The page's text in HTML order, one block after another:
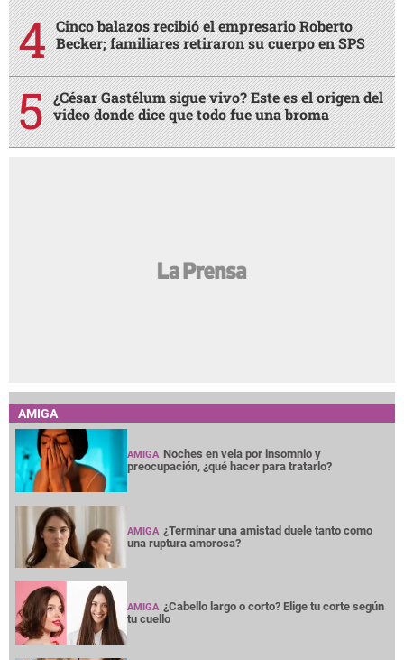
Cinco balazos recibió el empresario Roberto
Becker; familiares retiraron su cuerpo en SPS
¿César Gastélum sigue vivo? Este es el origen del
video donde dice que todo fue una broma
AMIGA
AMIGA Noches en vela por insomnio y
preocupación, ¿qué hacer para tratarlo?
AMIGA ¿Terminar una amistad duele tanto como
una ruptura amorosa?
AMIGA ¿Cabello largo o corto? Elige tu corte según
tu cuello